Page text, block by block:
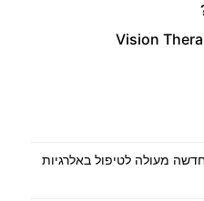
מעולה לטיפול באלרגיות